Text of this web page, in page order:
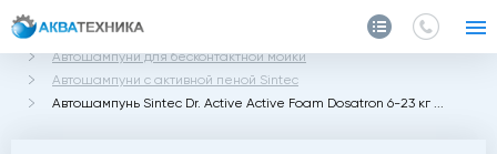
Главная Каталог
Автошампуни для бесконтактной мойки
Автошампуни с активной пеной Sintec
Автошампунь Sintec Dr. Active Active Foam Dosatron 6-23 кг ...